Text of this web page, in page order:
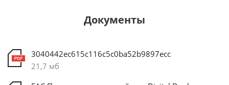
Документы
3040442ec615c116c5c0ba52b9897ecc
21,7 мб